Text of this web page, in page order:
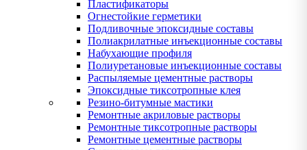
Пластификаторы
Огнестойкие герметики
Подливочные эпоксидные составы
Полиакрилатные инъекционные составы
Набухающие профиля
Полиуретановые инъекционные составы
Распыляемые цементные растворы
Эпоксидные тиксотропные клея
Резино-битумные мастики
Ремонтные акриловые растворы
Ремонтные тиксотропные растворы
Ремонтные цементные растворы